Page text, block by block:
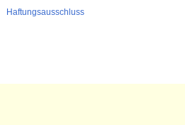
Haftungsausschluss